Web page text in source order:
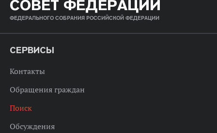
СОВЕТ ФЕДЕРАЦИИ
ФЕДЕРАЛЬНОГО СОБРАНИЯ РОССИЙСКОЙ ФЕДЕРАЦИИ
СЕРВИСЫ
Контакты
Обращения граждан
Поиск
Обсуждения